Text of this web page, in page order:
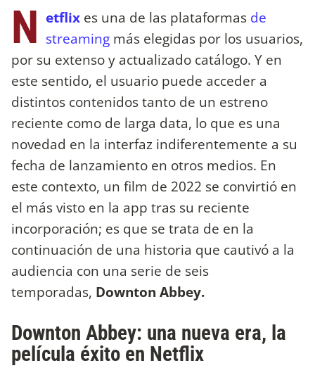
N etflix es una de las plataformas de
streaming más elegidas por los usuarios,
por su extenso y actualizado catálogo. Y en
este sentido, el usuario puede acceder a
distintos contenidos tanto de un estreno
reciente como de larga data, lo que es una
novedad en la interfaz indiferentemente a su
fecha de lanzamiento en otros medios. En
este contexto, un film de 2022 se convirtió en
el más visto en la app tras su reciente
incorporación; es que se trata de en la
continuación de una historia que cautivó a la
audiencia con una serie de seis
temporadas, Downton Abbey.
Downton Abbey: una nueva era, la
película éxito en Netflix